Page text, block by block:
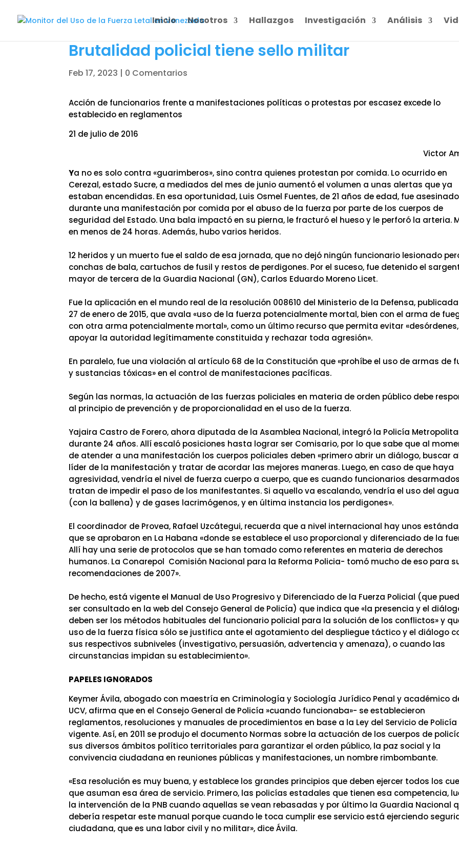
Inicio Nosotros Hallazgos Investigación Análisis
Brutalidad policial tiene sello militar
Feb 17, 2023 | 0 Comentarios
Acción de funcionarios frente a manifestaciones políticas o protestas por escasez excede lo
establecido en reglamentos
21 de julio de 2016
Victor
Ya no es solo contra «guarimberos», sino contra quienes protestan por comida. Lo ocurrido en
Cerezal, estado Sucre, a mediados del mes de junio aumentó el volumen a unas alertas que ya
estaban encendidas. En esa oportunidad, Luis Osmel Fuentes, de 21 años de edad, fue asesinado
durante una manifestación por comida por el abuso de la fuerza por parte de los cuerpos de
seguridad del Estado. Una bala impactó en su pierna, le fracturó el hueso y le perforó la arteria.
en menos de 24 horas. Además, hubo varios heridos.
12 heridos y un muerto fue el saldo de esa jornada, que no dejó ningún funcionario lesionado
conchas de bala, cartuchos de fusil y restos de perdigones. Por el suceso, fue detenido el
mayor de tercera de la Guardia Nacional (GN), Carlos Eduardo Moreno Licet.
Fue la aplicación en el mundo real de la resolución 008610 del Ministerio de la Defensa,
27 de enero de 2015, que avala «uso de la fuerza potencialmente mortal, bien con el arma de
con otra arma potencialmente mortal», como un último recurso que permita evitar «desórdenes,
apoyar la autoridad legítimamente constituida y rechazar toda agresión».
En paralelo, fue una violación al artículo 68 de la Constitución que «prohíbe el uso de armas de
y sustancias tóxicas» en el control de manifestaciones pacíficas.
Según las normas, la actuación de las fuerzas policiales en materia de orden público debe
al principio de prevención y de proporcionalidad en el uso de la fuerza.
Yajaira Castro de Forero, ahora diputada de la Asamblea Nacional, integró la Policía
durante 24 años. Allí escaló posiciones hasta lograr ser Comisario, por lo que sabe que al
de atender a una manifestación los cuerpos policiales deben «primero abrir un diálogo, buscar
líder de la manifestación y tratar de acordar las mejores maneras. Luego, en caso de que haya
agresividad, vendría el nivel de fuerza cuerpo a cuerpo, que es cuando funcionarios desarmados
tratan de impedir el paso de los manifestantes. Si aquello va escalando, vendría el uso del agua
(con la ballena) y de gases lacrimógenos, y en última instancia los perdigones».
El coordinador de Provea, Rafael Uzcátegui, recuerda que a nivel internacional hay unos
que se aprobaron en La Habana «donde se establece el uso proporcional y diferenciado de la
Allí hay una serie de protocolos que se han tomado como referentes en materia de derechos
humanos. La Conarepol ­ Comisión Nacional para la Reforma Policia- tomó mucho de eso para
recomendaciones de 2007».
De hecho, está vigente el Manual de Uso Progresivo y Diferenciado de la Fuerza Policial (que
ser consultado en la web del Consejo General de Policía) que indica que «la presencia y el
deben ser los métodos habituales del funcionario policial para la solución de los conflictos» y
uso de la fuerza física sólo se justifica ante el agotamiento del despliegue táctico y el diálogo
sus respectivos subniveles (investigativo, persuasión, advertencia y amenaza), o cuando las
circunstancias impidan su establecimiento».
PAPELES IGNORADOS
Keymer Ávila, abogado con maestría en Criminología y Sociología Jurídico Penal y académico
UCV, afirma que en el Consejo General de Policía ­»cuando funcionaba»- se establecieron
reglamentos, resoluciones y manuales de procedimientos en base a la Ley del Servicio de Policía
vigente. Así, en 2011 se produjo el documento Normas sobre la actuación de los cuerpos de
sus diversos ámbitos político territoriales para garantizar el orden público, la paz social y la
convivencia ciudadana en reuniones públicas y manifestaciones, un nombre rimbombante.
«Esa resolución es muy buena, y establece los grandes principios que deben ejercer todos los
que asuman esa área de servicio. Primero, las policías estadales que tienen esa competencia,
la intervención de la PNB cuando aquellas se vean rebasadas y por último la Guardia Nacional
debería respetar este manual porque cuando le toca cumplir ese servicio está ejerciendo
ciudadana, que es una labor civil y no militar», dice Ávila.